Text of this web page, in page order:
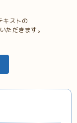
キストの
ただきます。